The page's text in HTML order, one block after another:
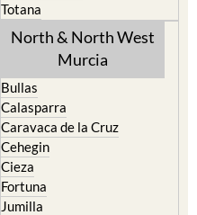
Totana
North & North West
Murcia
Bullas
Calasparra
Caravaca de la Cruz
Cehegin
Cieza
Fortuna
Jumilla